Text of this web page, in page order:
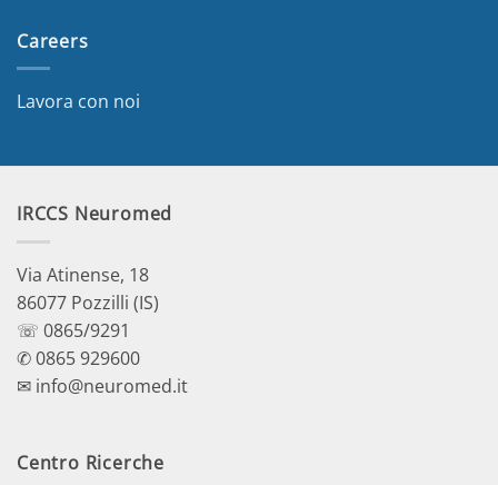
Careers
Lavora con noi
IRCCS Neuromed
Via Atinense, 18
86077 Pozzilli (IS)
☏ 0865/9291
✆ 0865 929600
✉ info@neuromed.it
Centro Ricerche